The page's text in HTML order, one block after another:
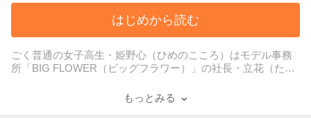
はじめから読む
ごく普通の女子高生・姫野心（ひめのこころ）はモデル事務
所「BIG FLOWER（ビッグフラワー）」の社長・立花（たち
目標はBIG FLOWERの人気インフルエンサーグループ「FLO
もっとみる